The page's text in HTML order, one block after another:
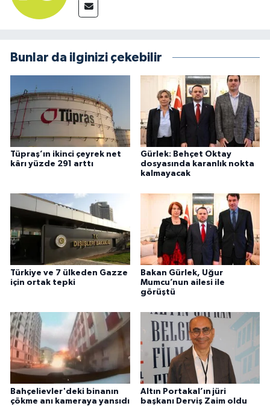
Bunlar da ilginizi çekebilir
Tüpraş’ın ikinci çeyrek net
kârı yüzde 291 arttı
Gürlek: Behçet Oktay
dosyasında karanlık nokta
kalmayacak
Türkiye ve 7 ülkeden Gazze
için ortak tepki
Bakan Gürlek, Uğur
Mumcu’nun ailesi ile
görüştü
Bahçelievler'deki binanın
çökme anı kameraya yansıdı
Altın Portakal’ın jüri
başkanı Derviş Zaim oldu